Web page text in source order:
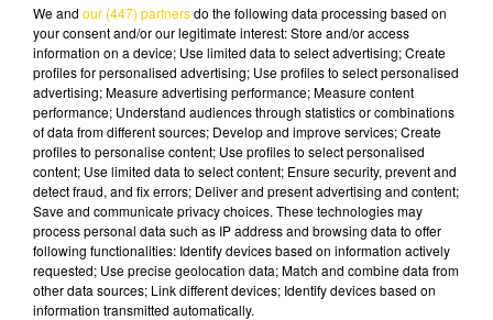
Lecture (4 min 10 sec)
22 juin 2026 - 4 min 10 sec
L'INFO DU GARD DU 22/06/26 À 06H00
Ecoutez sur Totem l'information en Lozère et sur
le bassin d'Alès avec les reportages de nos
journalistes sur le terrain.
We and our (447) partnersdo the following data processing based on
your consent and/or our legitimate interest: Store and/or access
information on a device; Use limited data to select advertising; Create
profiles for personalised advertising; Use profiles to select personalised
advertising; Measure advertising performance; Measure content
performance; Understand audiences through statistics or combinations
of data from different sources; Develop and improve services; Create
profiles to personalise content; Use profiles to select personalised
content; Use limited data to select content; Ensure security, prevent and
detect fraud, and fix errors; Deliver and present advertising and content;
Save and communicate privacy choices. These technologies may
process personal data such as IP address and browsing data to offer
following functionalities: Identify devices based on information actively
requested; Use precise geolocation data; Match and combine data from
other data sources; Link different devices; Identify devices based on
information transmitted automatically.